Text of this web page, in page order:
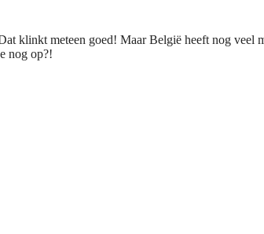
klinkt meteen goed! Maar België heeft nog
nog op?!